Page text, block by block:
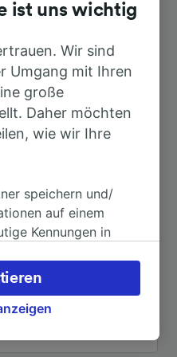
Dauer
18min
39min
3h 19min
1h 27min
ist uns wichtig
Wir sind
Umgang mit Ihren
große
Daher möchten
wie wir Ihre
speichern und/
auf einem
Kennungen in
Präferenzen
einschließlich
bei berechtigtem